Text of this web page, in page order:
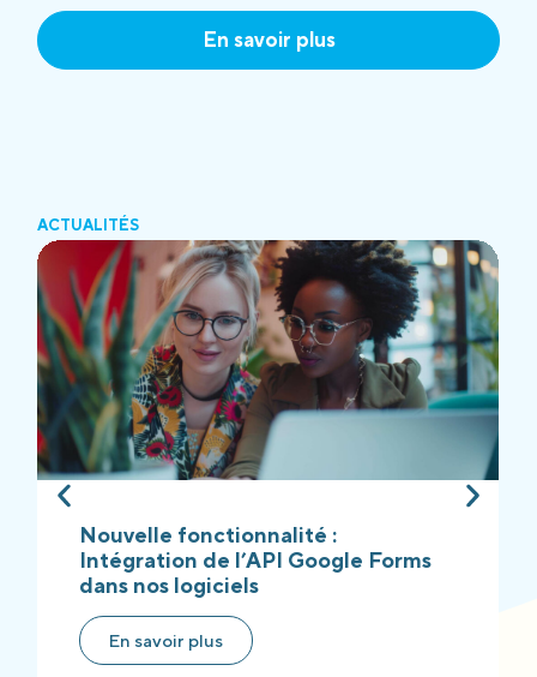
En savoir plus
ACTUALITÉS
Nouvelle fonctionnalité :
Intégration de l’API Google Forms
dans nos logiciels
En savoir plus